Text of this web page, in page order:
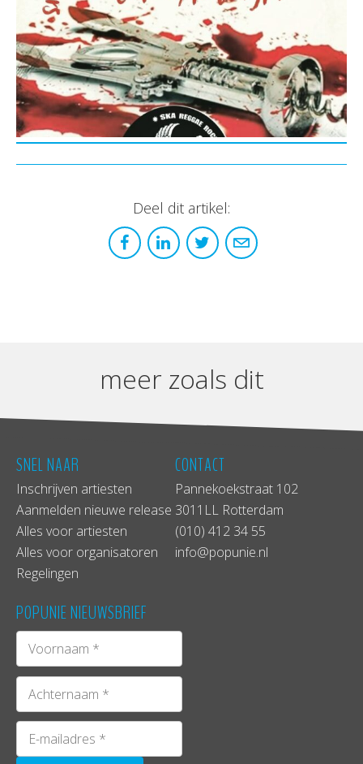
Deel dit artikel:
meer zoals dit
SNEL NAAR
Inschrijven artiesten
Aanmelden nieuwe release
Alles voor artiesten
Alles voor organisatoren
Regelingen
CONTACT
Pannekoekstraat 102
3011LL Rotterdam
(010) 412 34 55
info@popunie.nl
POPUNIE NIEUWSBRIEF